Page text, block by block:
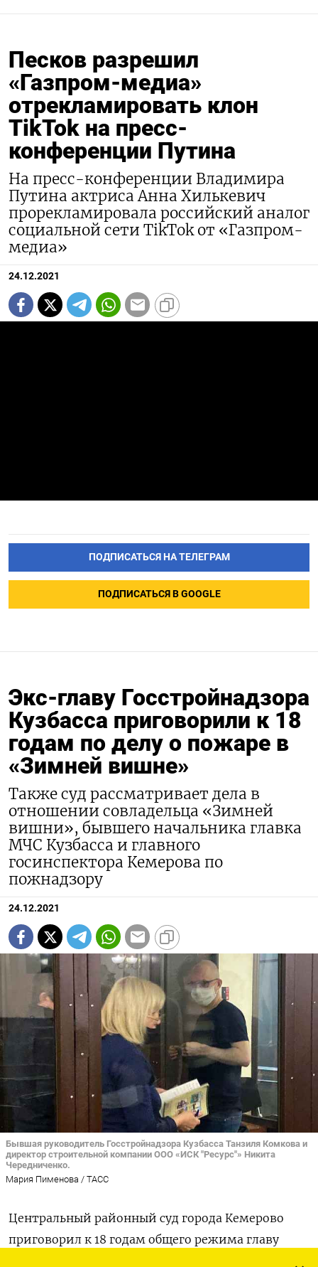
Песков разрешил
«Газпром-медиа»
отрекламировать клон
TikTok на пресс-
конференции Путина
На пресс-конференции Владимира
Путина актриса Анна Хилькевич
прорекламировала российский аналог
социальной сети TikTok от «Газпром-
медиа»
24.12.2021
ПОДПИСАТЬСЯ НА ТЕЛЕГРАМ
ПОДПИСАТЬСЯ В GOOGLE
Экс-главу Госстройнадзора
Кузбасса приговорили к 18
годам по делу о пожаре в
«Зимней вишне»
Также суд рассматривает дела в
отношении совладельца «Зимней
вишни», бывшего начальника главка
МЧС Кузбасса и главного
госинспектора Кемерова по
пожнадзору
24.12.2021
Бывшая руководитель Госстройнадзора Кузбасса Танзиля Комкова и
директор строительной компании ООО «ИСК "Ресурс"» Никита
Чередниченко.
Мария Пименова / ТАСС
Центральный районный суд города Кемерово
приговорил к 18 годам общего режима главу